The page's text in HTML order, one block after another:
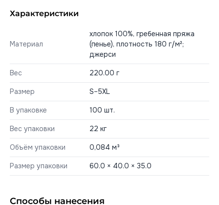
Характеристики
Материал
хлопок 100%, гребенная пряжа
(пенье), плотность 180 г/м²;
джерси
Вес 220.00 г
Размер S–5XL
В упаковке 100 шт.
Вес упаковки 22 кг
Объём упаковки 0,084 м³
Размер упаковки 60.0 × 40.0 × 35.0
Способы нанесения